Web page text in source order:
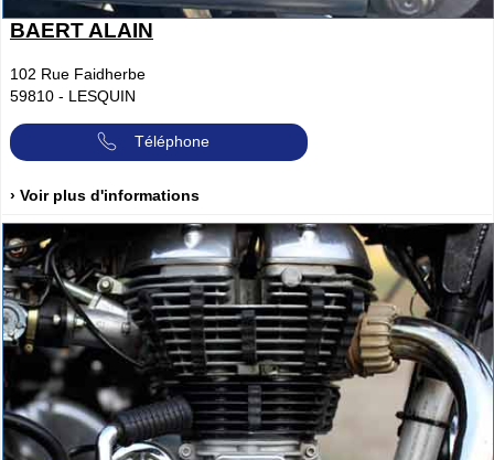
BAERT ALAIN
102 Rue Faidherbe
59810 - LESQUIN
Téléphone
› Voir plus d'informations